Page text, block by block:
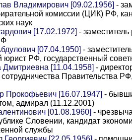
Владимирович [09.02.1956] -
комиссии (ЦИК) РФ,
наук
[17.02.1972] -
[07.04.1950] -
РФ, государственный
Дмитриевна [11.04.1958] -
Правительства
Прокофьевич [16.07.1947] -
адмирал (11.12.2001)
[01.08.1960] -
Словении, кандидат
службы